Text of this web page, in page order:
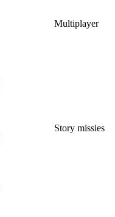
Multiplayer
Story missies